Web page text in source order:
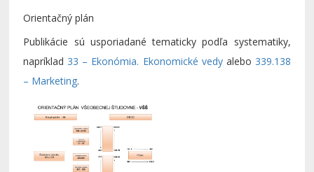
Orientačný plán
Publikácie sú usporiadané tematicky podľa systematiky,
napríklad 33 – Ekonómia. Ekonomické vedyalebo 339.138
– Marketing.